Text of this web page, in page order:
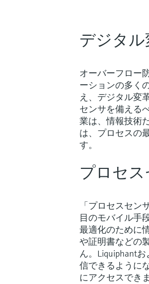
デジタル
オーバーフロー
ーションの多く
え、デジタル変
センサを備える
業は、情報技術
は、プロセスの
す。
プロセ
「プロセスセ
目のモバイル手
最適化のために
や証明書などの
ん。Liquiphantお
信できるように
にアクセスできま